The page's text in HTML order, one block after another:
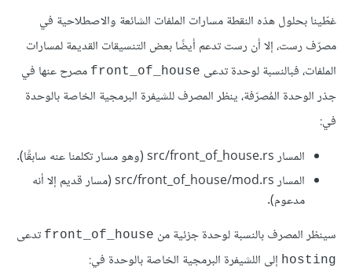
غطّينا بحلول هذه النقطة مسارات الملفات الشائعة والاصطلاحية في
مصرّف رست، إلا أن رست تدعم أيضًا بعض التنسيقات القديمة لمسارات
الملفات، فبالنسبة لوحدة تدعى front_of_house مصرح عنها في
جذر الوحدة المُصرّفة، ينظر المصرف للشيفرة البرمجية الخاصة بالوحدة
في:
المسار src/front_of_house.rs (وهو مسار تكلمنا عنه سابقًا).
المسار src/front_of_house/mod.rs (مسار قديم إلا أنه
مدعوم).
سينظر المصرف بالنسبة لوحدة جزئية من front_of_house تدعى
hosting إلى اللشيفرة البرمجية الخاصة بالوحدة في: